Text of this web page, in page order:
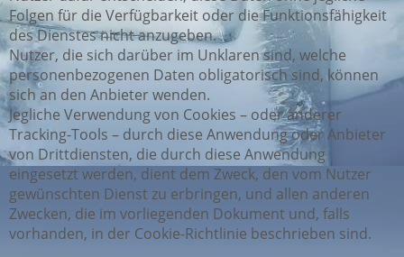
Folgen für die Verfügbarkeit oder die Funktionsfähigkeit
des Dienstes nicht anzugeben.
Nutzer, die sich darüber im Unklaren sind, welche
personenbezogenen Daten obligatorisch sind, können
sich an den Anbieter wenden.
Jegliche Verwendung von Cookies – oder anderer
Tracking-Tools – durch diese Anwendung oder Anbieter
von Drittdiensten, die durch diese Anwendung
eingesetzt werden, dient dem Zweck, den vom Nutzer
gewünschten Dienst zu erbringen, und allen anderen
Zwecken, die im vorliegenden Dokument und, falls
vorhanden, in der Cookie-Richtlinie beschrieben sind.